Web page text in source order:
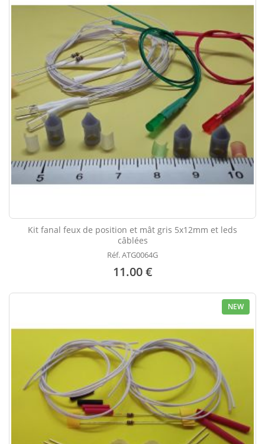
Kit fanal feux de position et mât gris 5x12mm et leds
câblées
Réf. ATG0064G
11.00 €
NEW